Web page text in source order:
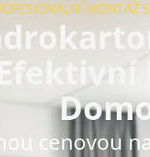
MONTÁŽ
cenovou